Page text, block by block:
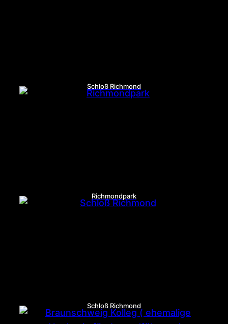
Schloß Richmond
Richmondpark
Schloß Richmond